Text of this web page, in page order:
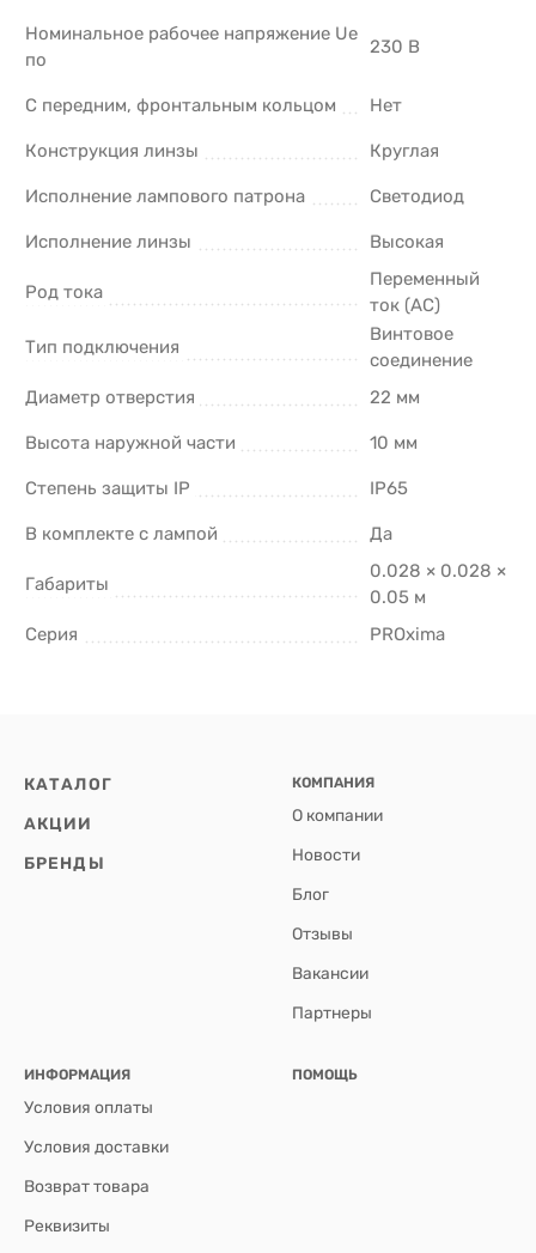
Номинальное рабочее напряжение Ue
по
230 В
С передним, фронтальным кольцом Нет
Конструкция линзы Круглая
Исполнение лампового патрона Светодиод
Исполнение линзы Высокая
Род тока
Переменный
ток (AC)
Тип подключения
Винтовое
соединение
Диаметр отверстия
22 мм
Высота наружной части 10 мм
Степень защиты IP IP65
В комплекте с лампой Да
Габариты
0.028 × 0.028 ×
0.05 м
Серия
PROxima
КАТАЛОГ
АКЦИИ
БРЕНДЫ
КОМПАНИЯ
О компании
Новости
Блог
Отзывы
Вакансии
Партнеры
ИНФОРМАЦИЯ
Условия оплаты
Условия доставки
Возврат товара
Реквизиты
ПОМОЩЬ